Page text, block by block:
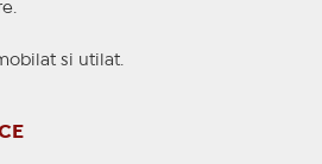
si utilat.